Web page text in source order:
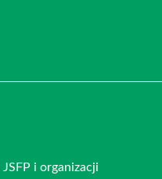
i organizacji